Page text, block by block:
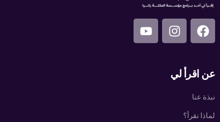
عن اقرأ لي
نبذة عنا
لماذا نقرأ؟